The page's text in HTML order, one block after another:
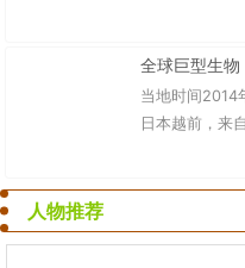
全球巨型生
当地时间2014
日本越前，来
人物推荐